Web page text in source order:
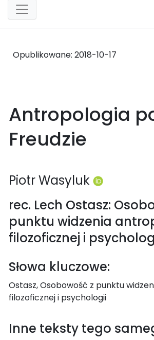
Opublikowane: 2018-10-17
Antropologia
Freudzie
Piotr Wasyluk
rec. Lech Ostasz:
punktu widzenia
filozoficznej i
Słowa kluczowe:
Ostasz, Osobowość z punktu
filozoficznej i psychologii
Inne teksty tego